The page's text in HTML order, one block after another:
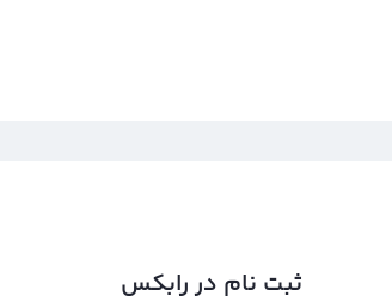
ثبت نام در رابکس